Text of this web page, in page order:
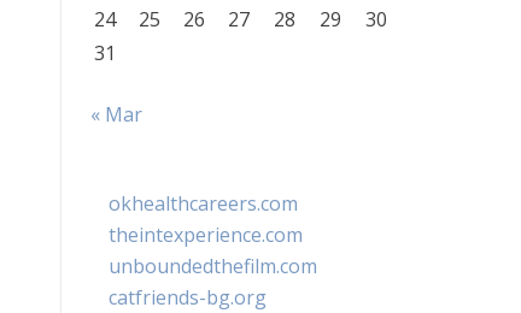
24
25 26 27 28 29
30
31
« Mar
okhealthcareers.com
theintexperience.com
unboundedthefilm.com
catfriends-bg.org